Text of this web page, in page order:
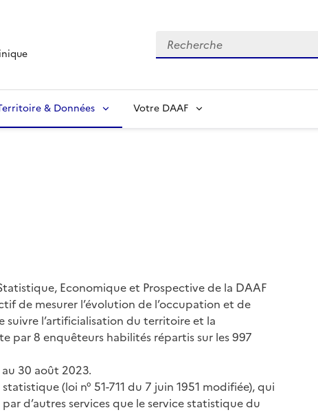
Recherche
& Données Votre DAAF
Economique et Prospective de la DAAF
de mesurer l’évolution de l’occupation et de
l’artificialisation du territoire et la
par 8 enquêteurs habilités répartis sur les 997
30 août 2023.
(loi n° 51-711 du 7 juin 1951 modifiée), qui
d’autres services que le service statistique du